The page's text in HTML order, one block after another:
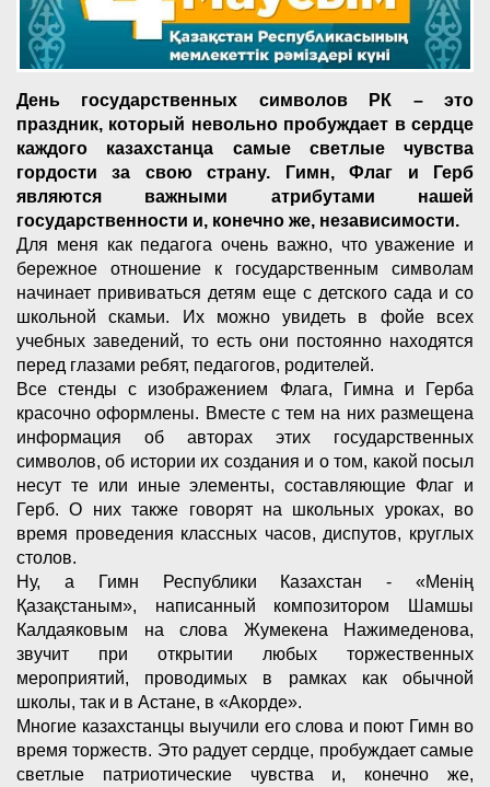
День государственных символов РК – это
праздник, который невольно пробуждает в сердце
каждого казахстанца самые светлые чувства
гордости за свою страну. Гимн, Флаг и Герб
являются важными атрибутами нашей
государственности и, конечно же, независимости.
Для меня как педагога очень важно, что уважение и
бережное отношение к государственным символам
начинает прививаться детям еще с детского сада и со
школьной скамьи. Их можно увидеть в фойе всех
учебных заведений, то есть они постоянно находятся
перед глазами ребят, педагогов, родителей.
Все стенды с изображением Флага, Гимна и Герба
красочно оформлены. Вместе с тем на них размещена
информация об авторах этих государственных
символов, об истории их создания и о том, какой посыл
несут те или иные элементы, составляющие Флаг и
Герб. О них также говорят на школьных уроках, во
время проведения классных часов, диспутов, круглых
столов.
Ну, а Гимн Республики Казахстан - «Менің
Қазақстаным», написанный композитором Шамшы
Калдаяковым на слова Жумекена Нажимеденова,
звучит при открытии любых торжественных
мероприятий, проводимых в рамках как обычной
школы, так и в Астане, в «Акорде».
Многие казахстанцы выучили его слова и поют Гимн во
время торжеств. Это радует сердце, пробуждает самые
светлые патриотические чувства и, конечно же,